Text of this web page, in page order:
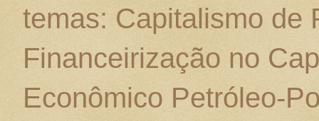
temas: Capitalismo de
Financeirização no
Econômico Petróleo-